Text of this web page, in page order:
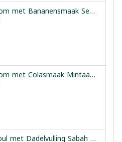
Kauwgom met Bananensmaak Seham 20 Pakjes
Kauwgom met Colasmaak Mintaad 24 Pakjes x 5 Stuks
Maamoul met Dadelvulling Sabah Sharqi 350 g